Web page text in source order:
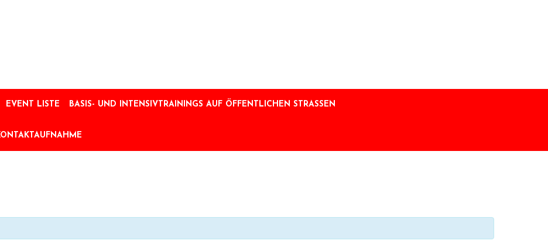
EVENT LISTE BASIS- UND INTENSIVTRAININGS AUF ÖFFENTLICHEN STRASSEN